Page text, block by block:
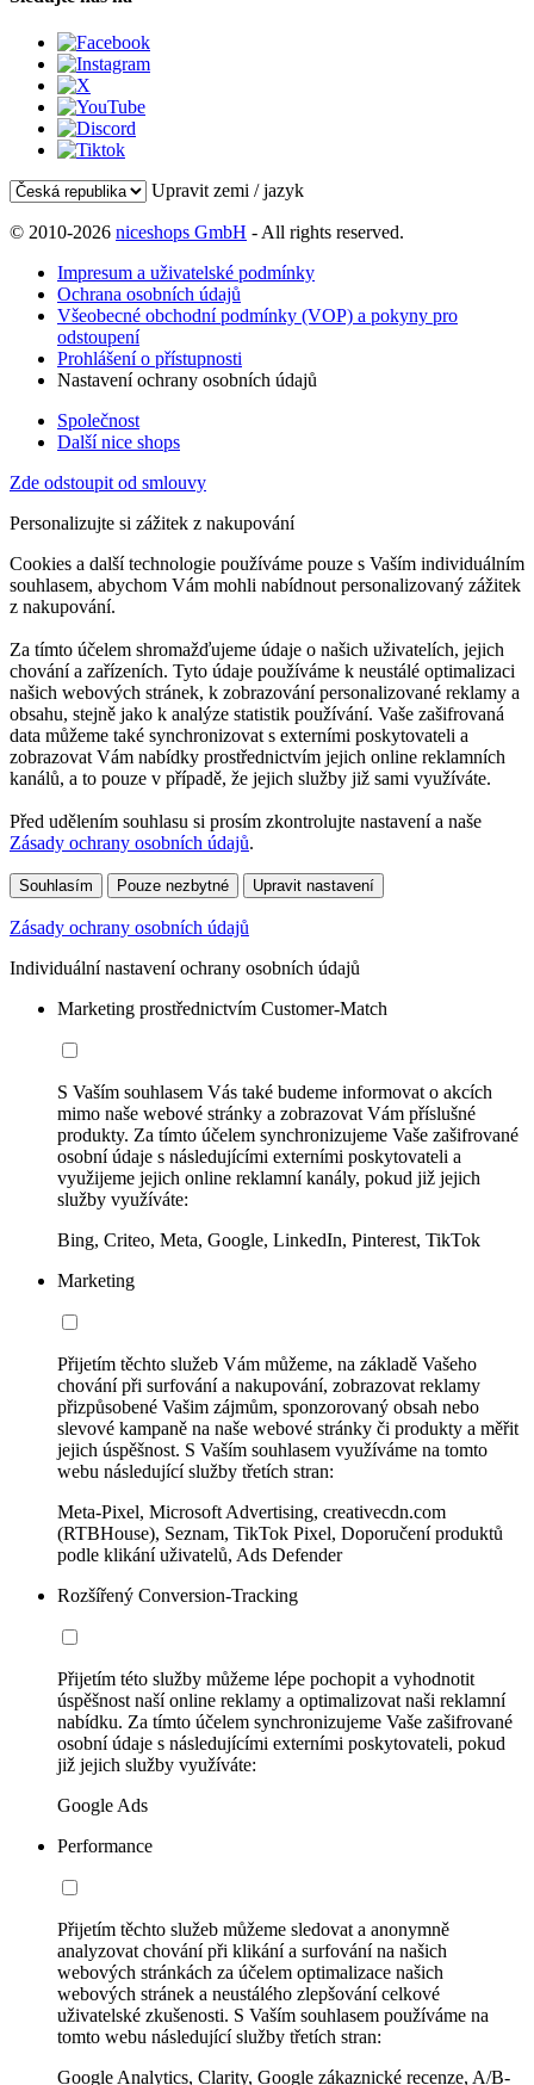
Upravit zemi / jazyk
© 2010-2026 niceshops GmbH - All rights reserved.
Impresum a uživatelské podmínky
Ochrana osobních údajů
Všeobecné obchodní podmínky (VOP) a pokyny pro
odstoupení
Prohlášení o přístupnosti
Nastavení ochrany osobních údajů
Společnost
Další nice shops
Zde odstoupit od smlouvy
Personalizujte si zážitek z nakupování
Cookies a další technologie používáme pouze s Vaším individuálním
souhlasem, abychom Vám mohli nabídnout personalizovaný zážitek
z nakupování.
Za tímto účelem shromažďujeme údaje o našich uživatelích, jejich
chování a zařízeních. Tyto údaje používáme k neustálé optimalizaci
našich webových stránek, k zobrazování personalizované reklamy a
obsahu, stejně jako k analýze statistik používání. Vaše zašifrovaná
data můžeme také synchronizovat s externími poskytovateli a
zobrazovat Vám nabídky prostřednictvím jejich online reklamních
kanálů, a to pouze v případě, že jejich služby již sami využíváte.
Před udělením souhlasu si prosím zkontrolujte nastavení a naše
Zásady ochrany osobních údajů.
Souhlasím Pouze nezbytné Upravit nastavení
Zásady ochrany osobních údajů
Individuální nastavení ochrany osobních údajů
Marketing prostřednictvím Customer-Match
S Vaším souhlasem Vás také budeme informovat o akcích
mimo naše webové stránky a zobrazovat Vám příslušné
produkty. Za tímto účelem synchronizujeme Vaše zašifrované
osobní údaje s následujícími externími poskytovateli a
využijeme jejich online reklamní kanály, pokud již jejich
služby využíváte:
Bing, Criteo, Meta, Google, LinkedIn, Pinterest, TikTok
Marketing
Přijetím těchto služeb Vám můžeme, na základě Vašeho
chování při surfování a nakupování, zobrazovat reklamy
přizpůsobené Vašim zájmům, sponzorovaný obsah nebo
slevové kampaně na naše webové stránky či produkty a měřit
jejich úspěšnost. S Vaším souhlasem využíváme na tomto
webu následující služby třetích stran:
Meta-Pixel, Microsoft Advertising, creativecdn.com
(RTBHouse), Seznam, TikTok Pixel, Doporučení produktů
podle klikání uživatelů, Ads Defender
Rozšířený Conversion-Tracking
Přijetím této služby můžeme lépe pochopit a vyhodnotit
úspěšnost naší online reklamy a optimalizovat naši reklamní
nabídku. Za tímto účelem synchronizujeme Vaše zašifrované
osobní údaje s následujícími externími poskytovateli, pokud
již jejich služby využíváte:
Google Ads
Performance
Přijetím těchto služeb můžeme sledovat a anonymně
analyzovat chování při klikání a surfování na našich
webových stránkách za účelem optimalizace našich
webových stránek a neustálého zlepšování celkové
uživatelské zkušenosti. S Vaším souhlasem používáme na
tomto webu následující služby třetích stran:
Google Analytics, Clarity, Google zákaznické recenze, A/B-